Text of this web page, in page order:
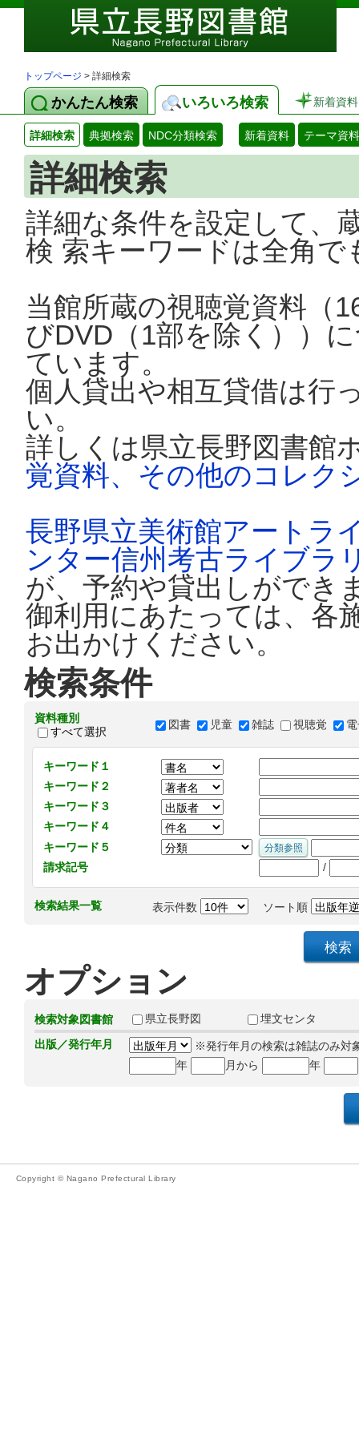
トップページ > 詳細検索
かんたん検索 いろいろ検索 新着資料
詳細検索 典拠検索 NDC分類検索 新着資料 テーマ資料
詳細検索
詳細な条件を設定して、
検 索キーワードは全角
当館所蔵の視聴覚資料（
びDVD（1部を除く））
ています。
個人貸出や相互貸借は行
い。
詳しくは県立長野図書館
覚資料、その他のコレク
長野県立美術館アートラ
ンター信州考古ライブラ
が、予約や貸出しができ
御利用にあたっては、各
お出かけください。
検索条件
資料種別
すべて選択
図書 児童 雑誌 視聴覚
キーワード１
キーワード２
キーワード３
キーワード４
キーワード５
請求記号
/
検索結果一覧 表示件数 ソート順
オプション
検索対象図書館 県立長野図
埋文センタ
出版／発行年月
※発行年月の検索は雑誌のみ対
年
月から 年
Copyright © Nagano Prefectural Library